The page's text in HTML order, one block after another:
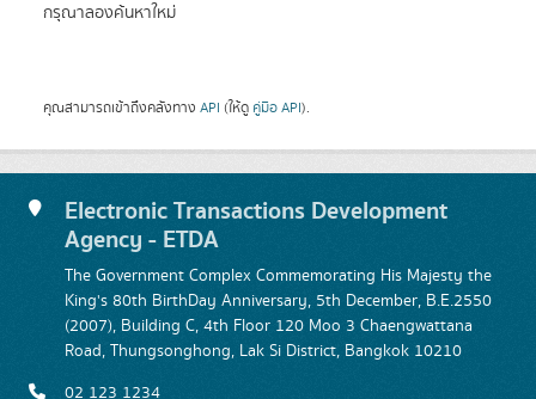
กรุณาลองค้นหาใหม่
คุณสามารถเข้าถึงคลังทาง API (ให้ดู คู่มือ API).
Electronic Transactions Development
Agency - ETDA
The Government Complex Commemorating His Majesty the
King's 80th BirthDay Anniversary, 5th December, B.E.2550
(2007), Building C, 4th Floor 120 Moo 3 Chaengwattana
Road, Thungsonghong, Lak Si District, Bangkok 10210
02 123 1234